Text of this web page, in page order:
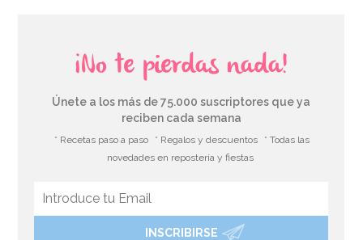
¡No te pierdas nada!
Únete a los más de 75.000 suscriptores que ya
reciben cada semana
* Recetas paso a paso * Regalos y descuentos
* Todas las
novedades en repostería y fiestas
INSCRIBIRSE